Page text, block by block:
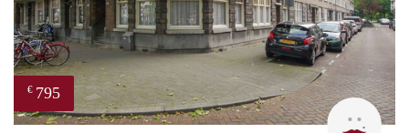
€ 795